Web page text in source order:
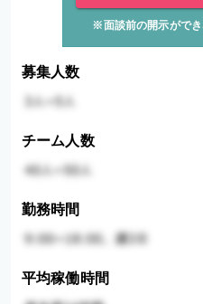
※面談前の開示ができ
募集人数
チーム人数
勤務時間
平均稼働時間